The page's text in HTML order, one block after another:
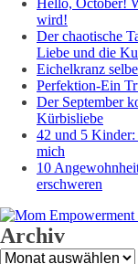
Hello, October!
wird!
Der chaotische
Liebe und die
Eichelkranz
Perfektion-Ein
Der September
Kürbisliebe
42 und 5
mich
10
erschweren
Archiv
Archiv